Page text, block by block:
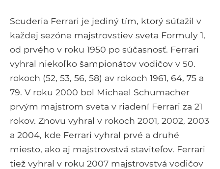
Scuderia Ferrari je jediný tím, ktorý súťažil v
každej sezóne majstrovstiev sveta Formuly 1,
od prvého v roku 1950 po súčasnosť. Ferrari
vyhral niekoľko šampionátov vodičov v 50.
rokoch (52, 53, 56, 58) av rokoch 1961, 64, 75 a
79. V roku 2000 bol Michael Schumacher
prvým majstrom sveta v riadení Ferrari za 21
rokov. Znovu vyhral v rokoch 2001, 2002, 2003
a 2004, kde Ferrari vyhral prvé a druhé
miesto, ako aj majstrovstvá staviteľov. Ferrari
tiež vyhral v roku 2007 majstrovstvá vodičov